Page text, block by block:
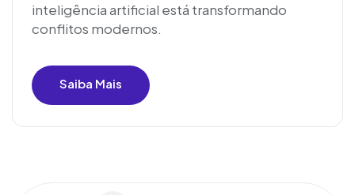
inteligência artificial está transformando
conflitos modernos.
Saiba Mais